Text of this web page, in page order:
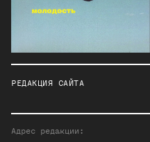
РЕДАКЦИЯ САЙТА
Адрес редакции: